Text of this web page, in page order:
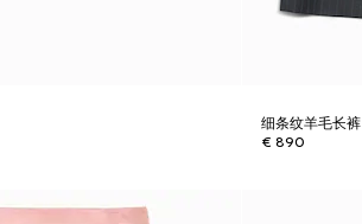
细条纹羊毛长裤
€ 890